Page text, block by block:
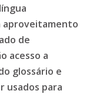
aproveitamento
de
acesso a
glossário e
usados para